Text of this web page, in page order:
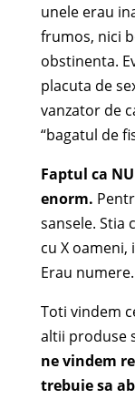
unele erau
frumos, nici
obstinenta.
placuta de
vanzator de
“bagatul de
Faptul ca
enorm.
sansele. Stia
cu X oameni,
Erau numere.
Toti vindem
altii produse
ne vindem
trebuie sa